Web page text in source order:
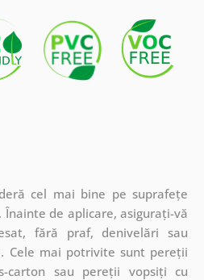
cel mai bine pe suprafețe
de aplicare, asigurați-vă
fără praf, denivelări sau
Cele mai potrivite sunt pereții
carton sau pereții vopsiți cu